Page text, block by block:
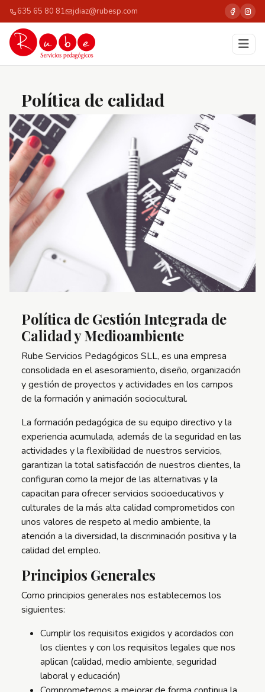
635 65 80 81 jdiaz@rubesp.com
Política de calidad
Política de Gestión Integrada de
Calidad y Medioambiente
Rube Servicios Pedagógicos SLL, es una empresa
consolidada en el asesoramiento, diseño, organización
y gestión de proyectos y actividades en los campos
de la formación y animación sociocultural.
La formación pedagógica de su equipo directivo y la
experiencia acumulada, además de la seguridad en las
actividades y la flexibilidad de nuestros servicios,
garantizan la total satisfacción de nuestros clientes, la
configuran como la mejor de las alternativas y la
capacitan para ofrecer servicios socioeducativos y
culturales de la más alta calidad comprometidos con
unos valores de respeto al medio ambiente, la
atención a la diversidad, la discriminación positiva y la
calidad del empleo.
Principios Generales
Como principios generales nos establecemos los
siguientes:
Cumplir los requisitos exigidos y acordados con
los clientes y con los requisitos legales que nos
aplican (calidad, medio ambiente, seguridad
laboral y educación)